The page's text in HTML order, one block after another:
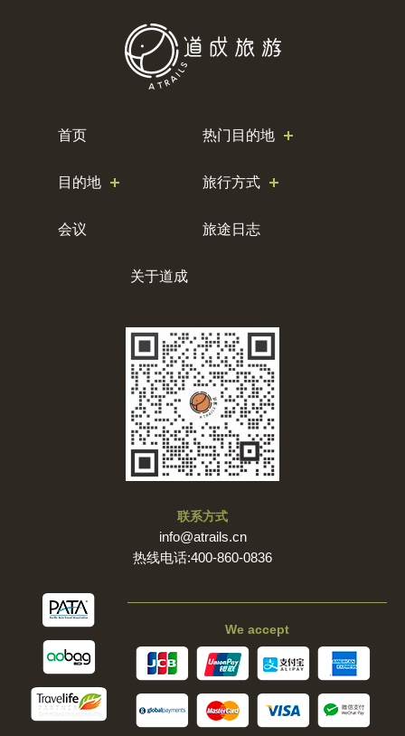
首页 热门目的地
目的地 旅行方式
会议 旅途日志
关于道成
联系方式
info@atrails.cn
热线电话:400-860-0836
We accept